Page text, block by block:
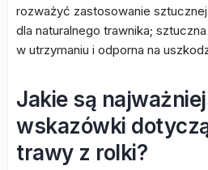
rozważyć zastosowanie
dla naturalnego trawnika;
w utrzymaniu i odporna na
Jakie są
wskazówki
trawy z rolki?